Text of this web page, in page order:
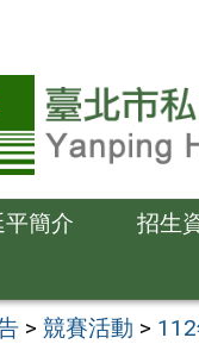
平簡介 招生
>競賽活動 >